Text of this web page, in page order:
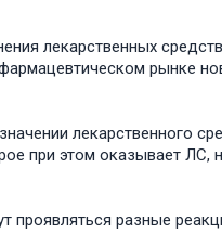
лекарственных
рынке
лекарственного
при этом оказывает ЛС,
проявляться разные